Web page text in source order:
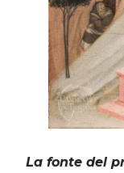
La fonte del